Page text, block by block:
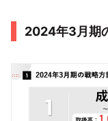
2024年3月期